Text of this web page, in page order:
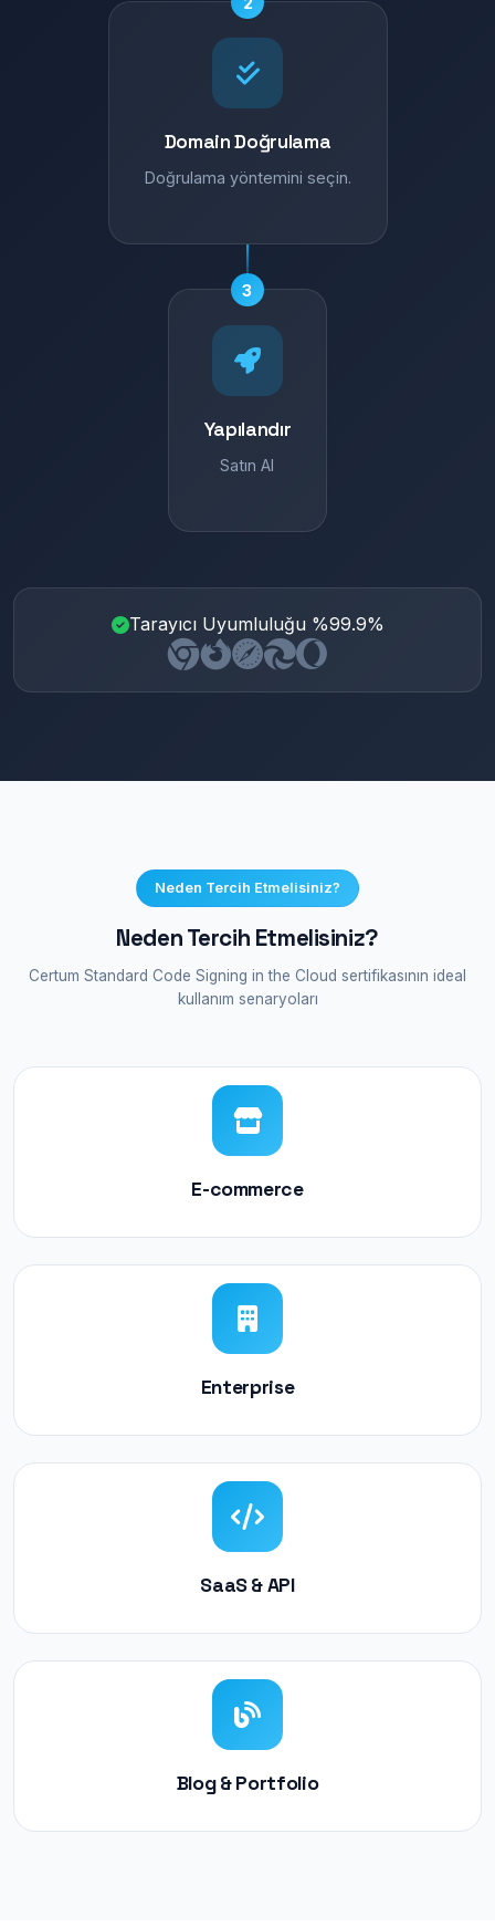
Domain Doğrulama
Doğrulama yöntemini seçin.
3
Yapılandır
Satın Al
Tarayıcı Uyumluluğu %99.9%
Neden Tercih Etmelisiniz?
Neden Tercih Etmelisiniz?
Certum Standard Code Signing in the Cloud sertifikasının ideal
kullanım senaryoları
E-commerce
Enterprise
SaaS & API
Blog & Portfolio